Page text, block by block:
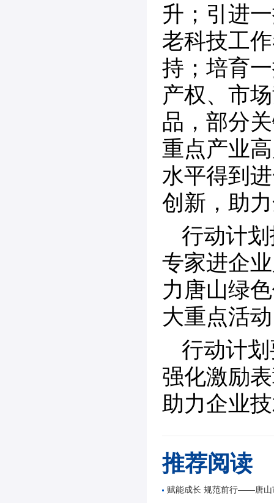
升；引进
老科技工
持；培育
产权、市
品，部分
重点产业
水平得到
创新，助
行动计
专家进企
力唐山绿
大重点活
行动计
强化激励
助力企业
推荐阅读
赋能成长 规范前行——唐山市公路学会举办公路工